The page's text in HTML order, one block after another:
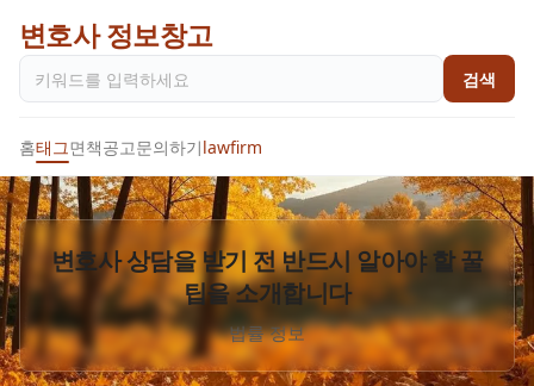
변호사 정보창고
검색
홈태그면책공고문의하기lawfirm
변호사 상담을 받기 전 반드시 알아야 할 꿀
팁을 소개합니다
법률 정보